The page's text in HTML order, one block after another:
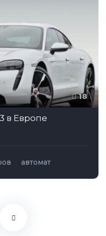
18
в Европе
автомат